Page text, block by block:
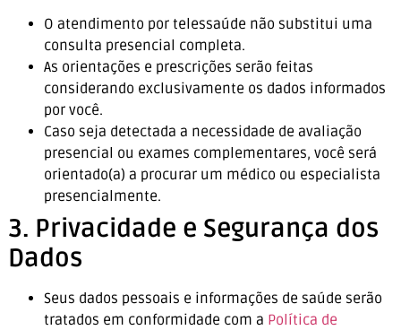
O atendimento por telessaúde não substitui uma
consulta presencial completa.
As orientações e prescrições serão feitas
considerando exclusivamente os dados informados
por você.
Caso seja detectada a necessidade de avaliação
presencial ou exames complementares, você será
orientado(a) a procurar um médico ou especialista
presencialmente.
3. Privacidade e Segurança dos
Dados
Seus dados pessoais e informações de saúde serão
tratados em conformidade com a Política de